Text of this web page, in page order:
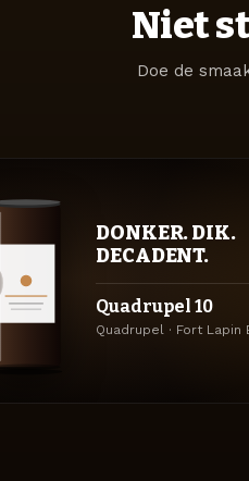
Niet
Doe de
DONKER. DIK.
DECADENT.
Quadrupel 10
Quadrupel · Fort Lapin